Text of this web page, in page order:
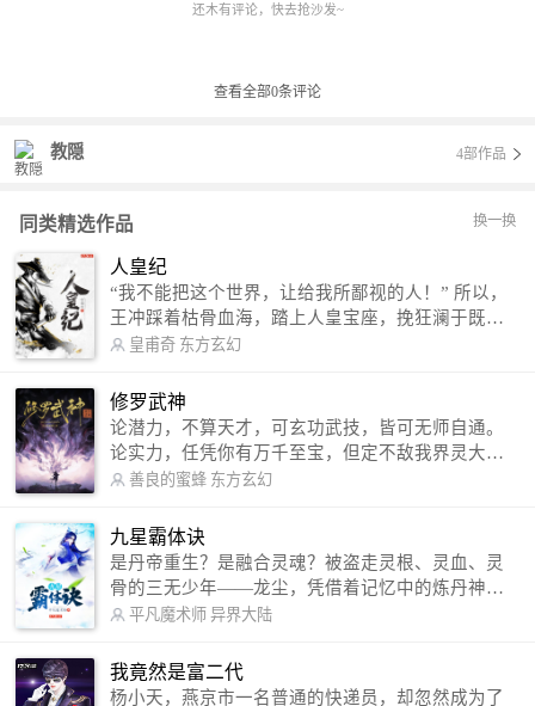
还木有评论，快去抢沙发~
查看全部0条评论
教隠 4部作品
同类精选作品 换一换
人皇纪
“我不能把这个世界，让给我所鄙视的人！” 所以，
王冲踩着枯骨血海，踏上人皇宝座，挽狂澜于既
倒，扶大厦之将倾，成就了一段无上的传说！ 微信
微博：皇甫奇（地址：http://weibo.com/u/25284575
87） QQ交流群：320238210【普通群】 574501330
【VIP订阅群】 欢迎大家关注。
皇甫奇 东方玄幻
修罗武神
论潜力，不算天才，可玄功武技，皆可无师自通。
论实力，任凭你有万千至宝，但定不敌我界灵大
军。 我是谁？天下众生视我为修罗，却不知，我以
信公众号：善良的蜜蜂后援会）
善良的蜜蜂 东方玄幻
九星霸体诀
是丹帝重生？是融合灵魂？被盗走灵根、灵血、灵
骨的三无少年——龙尘，凭借着记忆中的炼丹神
术，修行神秘功法九星霸体诀，拨开重重迷雾，解
勾搭各色美女，镇压恶鬼邪神。 江湖传闻：龙
尘一到，地吼天啸。龙尘一出，鬼泣神哭。 本
平凡魔术师 异界大陆
我竟然是富二代
杨小天，燕京市一名普通的快递员，却忽然成为了